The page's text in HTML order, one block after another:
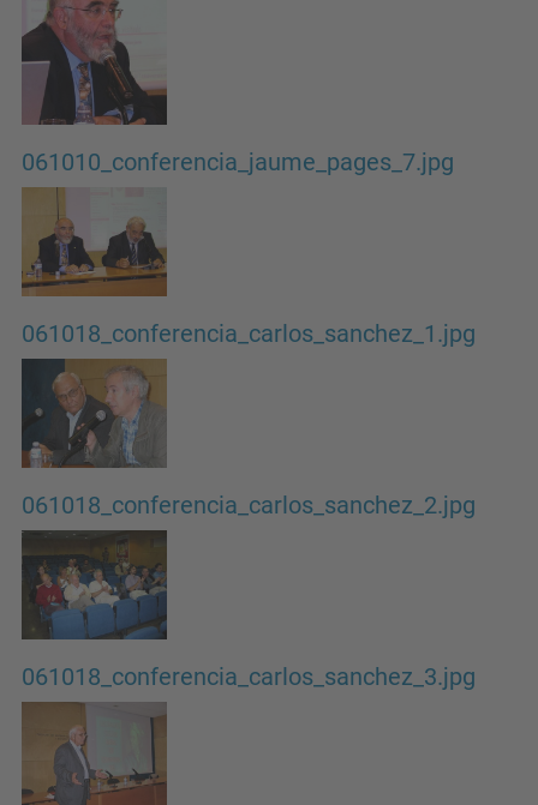
061010_conferencia_jaume_pages_7.jpg
061018_conferencia_carlos_sanchez_1.jpg
061018_conferencia_carlos_sanchez_2.jpg
061018_conferencia_carlos_sanchez_3.jpg